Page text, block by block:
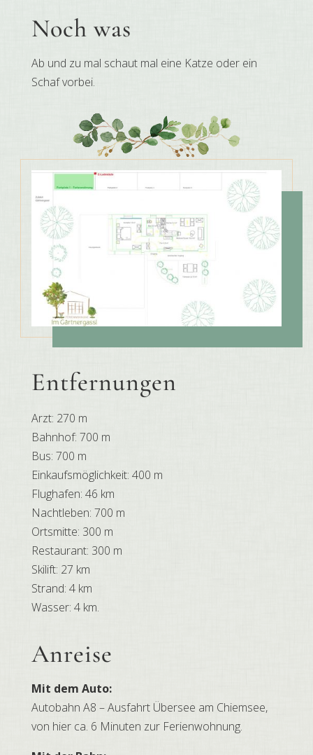
Noch was
Ab und zu mal schaut mal eine Katze oder ein
Schaf vorbei.
Entfernungen
Arzt: 270 m
Bahnhof: 700 m
Bus: 700 m
Einkaufsmöglichkeit: 400 m
Flughafen: 46 km
Nachtleben: 700 m
Ortsmitte: 300 m
Restaurant: 300 m
Skilift: 27 km
Strand: 4 km
Wasser: 4 km.
Anreise
Mit dem Auto:
Autobahn A8 – Ausfahrt Übersee am Chiemsee,
von hier ca. 6 Minuten zur Ferienwohnung.